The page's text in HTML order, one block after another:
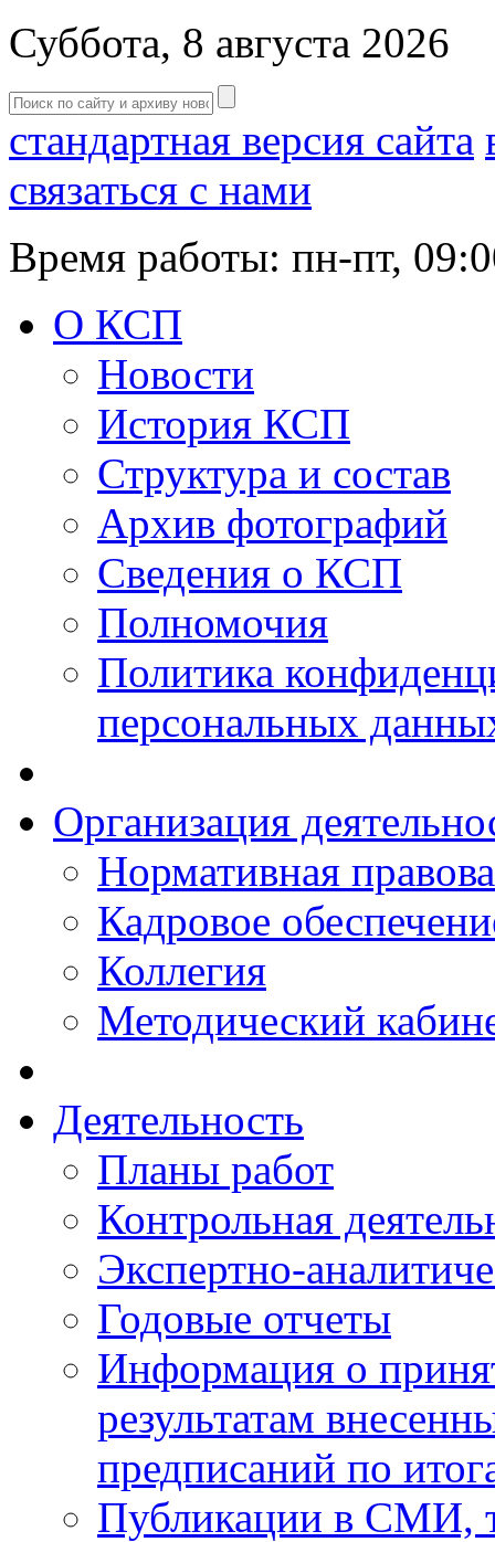
Суббота, 8 августа 2026
стандартная версия сайта
связаться с нами
Время работы: пн-пт,
О КСП
Новости
История КСП
Структура и состав
Архив фотографий
Сведения о КСП
Полномочия
Политика
персональных
Организация
Нормативная
Кадровое
Коллегия
Методический
Деятельность
Планы работ
Контрольная
Экспертно-
Годовые отчеты
Информация о
результатам
предписаний по
Публикации в СМИ,